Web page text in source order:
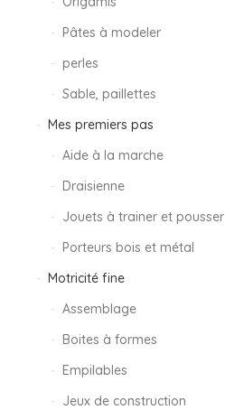
Pâtes à modeler
perles
Sable, paillettes
Mes premiers pas
Aide à la marche
Draisienne
Jouets à trainer et pousser
Porteurs bois et métal
Motricité fine
Assemblage
Boites à formes
Empilables
Jeux de construction